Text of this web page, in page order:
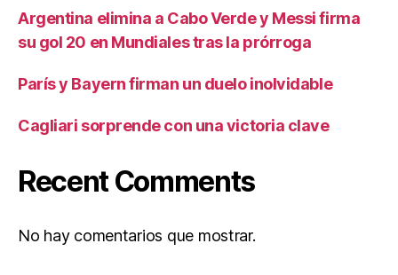
Argentina elimina a Cabo Verde y Messi firma
su gol 20 en Mundiales tras la prórroga
París y Bayern firman un duelo inolvidable
Cagliari sorprende con una victoria clave
Recent Comments
No hay comentarios que mostrar.